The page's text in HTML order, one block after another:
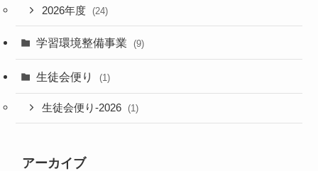
2026年度 (24)
学習環境整備事業 (9)
生徒会便り (1)
生徒会便り-2026 (1)
アーカイブ